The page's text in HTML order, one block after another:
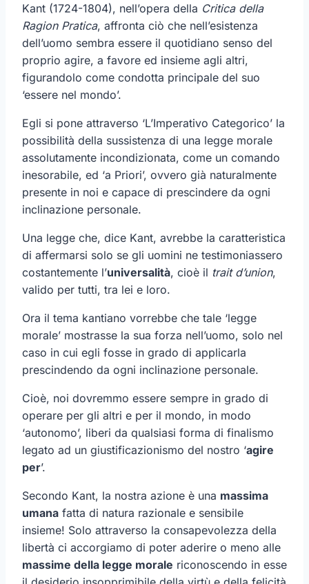
Kant (1724-1804), nell’opera della Critica della
Ragion Pratica, affronta ciò che nell’esistenza
dell’uomo sembra essere il quotidiano senso del
proprio agire, a favore ed insieme agli altri,
figurandolo come condotta principale del suo
‘essere nel mondo’.
Egli si pone attraverso ‘L’Imperativo Categorico’ la
possibilità della sussistenza di una legge morale
assolutamente incondizionata, come un comando
inesorabile, ed ‘a Priori’, ovvero già naturalmente
presente in noi e capace di prescindere da ogni
inclinazione personale.
Una legge che, dice Kant, avrebbe la caratteristica
di affermarsi solo se gli uomini ne testimoniassero
costantemente l’universalità, cioè il trait d’union,
valido per tutti, tra lei e loro.
Ora il tema kantiano vorrebbe che tale ‘legge
morale’ mostrasse la sua forza nell’uomo, solo nel
caso in cui egli fosse in grado di applicarla
prescindendo da ogni inclinazione personale.
Cioè, noi dovremmo essere sempre in grado di
operare per gli altri e per il mondo, in modo
‘autonomo’, liberi da qualsiasi forma di finalismo
legato ad un giustificazionismo del nostro ‘agire
per’.
Secondo Kant, la nostra azione è una massima
umana fatta di natura razionale e sensibile
insieme! Solo attraverso la consapevolezza della
libertà ci accorgiamo di poter aderire o meno alle
massime della legge morale riconoscendo in esse